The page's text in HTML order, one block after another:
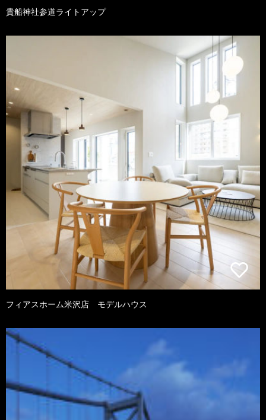
貴船神社参道ライトアップ
フィアスホーム米沢店 モデルハウス